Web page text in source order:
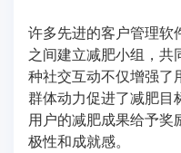
许多先进的客户管理软
之间建立减肥小组，
种社交互动不仅增强了
群体动力促进了减肥目
用户的减肥成果给予奖
极性和成就感。